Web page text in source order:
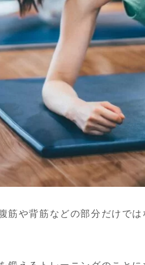
や背筋などの部分だけで